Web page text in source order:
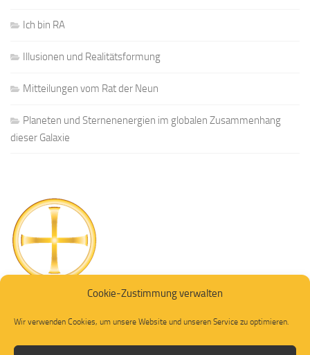
Cookie-Zustimmung verwalten
Wir verwenden Cookies, um unsere Website und unseren Service zu optimieren.
Ich bin RA
Illusionen und Realitätsformung
Mitteilungen vom Rat der Neun
Planeten und Sternenenergien im globalen Zusammenhang
dieser Galaxie